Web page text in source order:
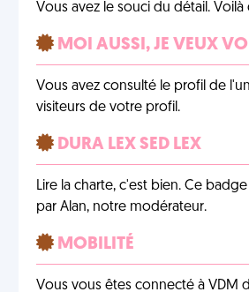
Vous avez le souci du détail.
MOI AUSSI, JE VEUX
Vous avez consulté le profil de
visiteurs de votre profil.
DURA LEX SED LEX
Lire la charte, c'est bien. Ce
par Alan, notre modérateur.
MOBILITÉ
Vous vous êtes connecté à VDM